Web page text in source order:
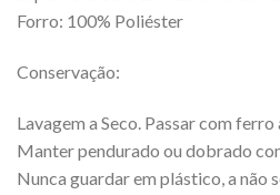
Forro: 100% Poliéster
Conservação:
Lavagem a Seco. Passar com
Manter pendurado ou dobrado
Nunca guardar em plástico, a não